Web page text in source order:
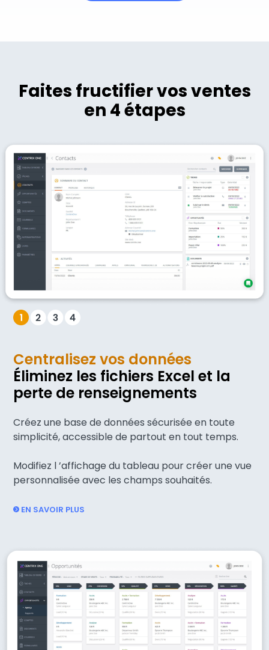
Faites fructifier vos ventes
en 4 étapes
Centralisez vos données
Éliminez les fichiers Excel et la
perte de renseignements
Créez une base de données sécurisée en toute
simplicité, accessible de partout en tout temps.
Modifiez l ’affichage du tableau pour créer une vue
personnalisée avec les champs souhaités.
EN SAVOIR PLUS